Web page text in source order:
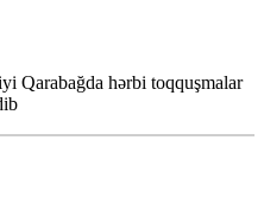
Qarabağda hərbi toqquşmalar